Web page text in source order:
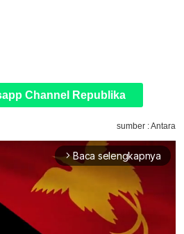
Channel Republika
sumber : Antara
arrow_forward_ios Baca selengkapnya